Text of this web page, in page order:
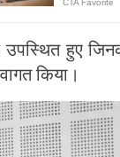
हुए
किया।